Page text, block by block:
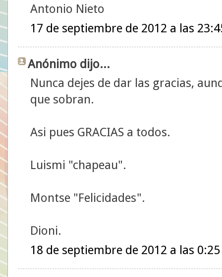
Antonio Nieto
17 de septiembre de 2012 a las
Anónimo dijo...
Nunca dejes de dar las gracias,
que sobran.
Asi pues GRACIAS a todos.
Luismi "chapeau".
Montse "Felicidades".
Dioni.
18 de septiembre de 2012 a las 0:25